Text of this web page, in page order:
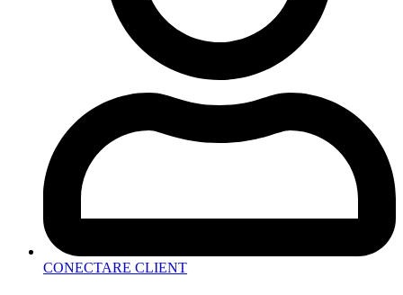
CONECTARE CLIENT